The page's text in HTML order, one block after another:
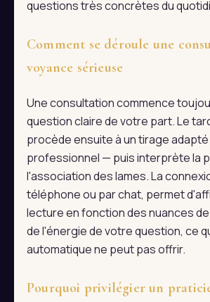
questions très concrètes du
Comment se déroule une
voyance sérieuse
Une consultation commence
question claire de votre part. Le
procède ensuite à un tirage
professionnel — puis interprète la
l'association des lames. La
téléphone ou par chat, permet
lecture en fonction des nuances
de l'énergie de votre question, ce
automatique ne peut pas offrir.
Pourquoi privilégier un